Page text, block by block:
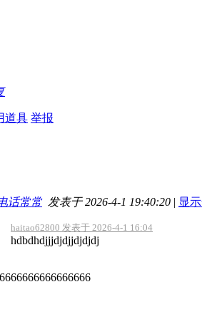
道具 举报
话常常发表于 2026-4-1 19:40:20 | 显
haitao62800 发表于 2026-4-1 16:04
hdbdhdjjjdjdjjdjdjdj